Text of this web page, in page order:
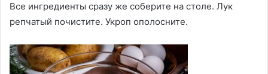
Все ингредиенты сразу же соберите на столе. Лук
репчатый почистите. Укроп ополосните.